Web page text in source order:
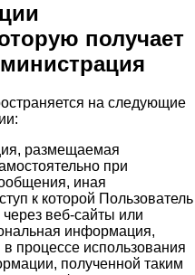
получает
на следующие
размещаемая
при
иная
к которой Пользователь
веб-сайты или
информация,
процессе использования
полученной таким